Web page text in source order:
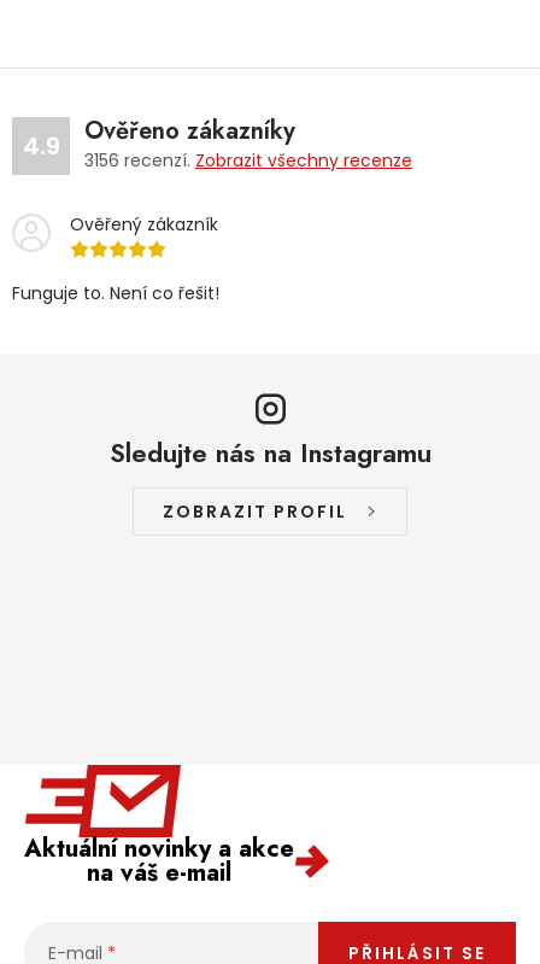
4.9 Ověřeno zákazníky
3156 recenzí. Zobrazit všechny recenze
Ověřený zákazník
Funguje to. Není co řešit!
Sledujte nás na Instagramu
ZOBRAZIT PROFIL
Aktuální novinky a akce
na váš e-mail
E-mail PŘIHLÁSIT SE